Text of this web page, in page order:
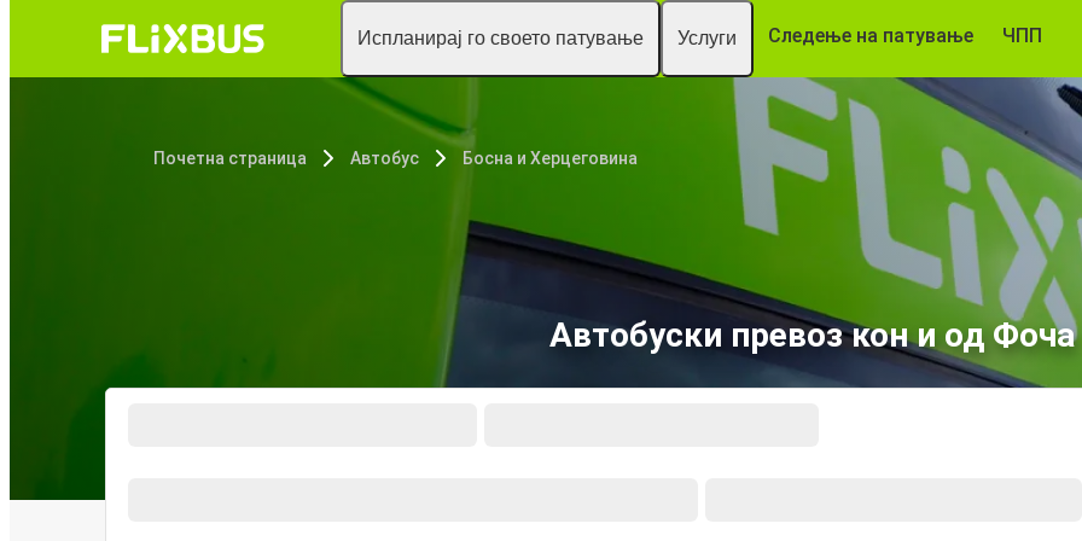
Испланирај го своето патување Услуги Следење на патување ЧПП
Почетна страница Автобус Босна и Херцеговина
Автобуски превоз кон и од Фоча